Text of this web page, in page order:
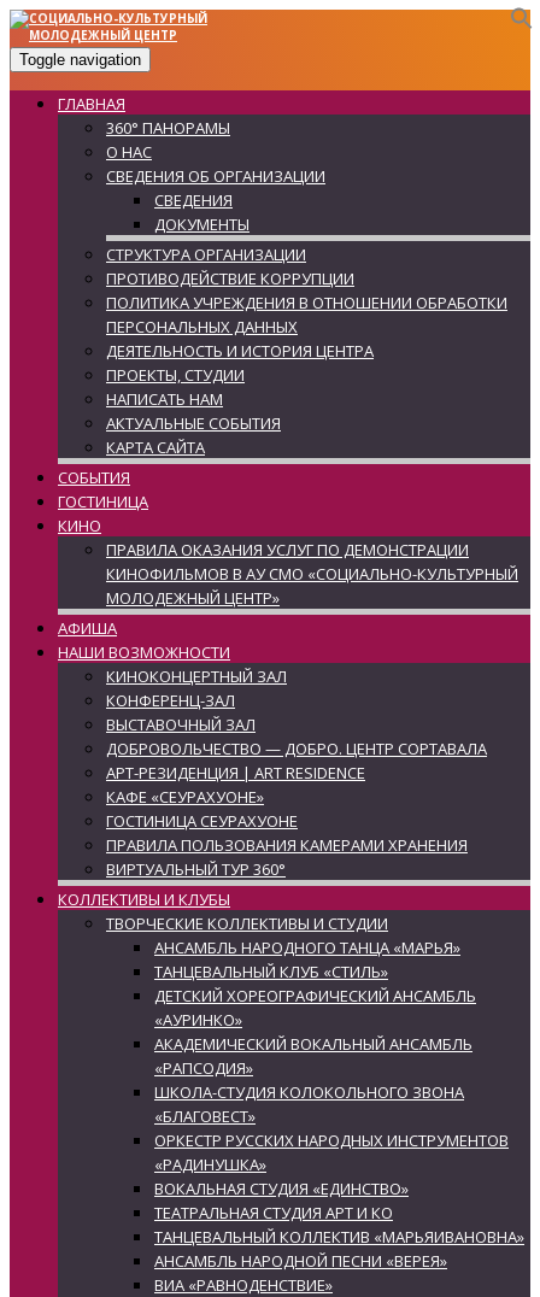
Toggle navigation
ГЛАВНАЯ
360° ПАНОРАМЫ
О НАС
СВЕДЕНИЯ ОБ ОРГАНИЗАЦИИ
СВЕДЕНИЯ
ДОКУМЕНТЫ
СТРУКТУРА ОРГАНИЗАЦИИ
ПРОТИВОДЕЙСТВИЕ КОРРУПЦИИ
ПОЛИТИКА УЧРЕЖДЕНИЯ В ОТНОШЕНИИ ОБРАБОТКИ
ПЕРСОНАЛЬНЫХ ДАННЫХ
ДЕЯТЕЛЬНОСТЬ И ИСТОРИЯ ЦЕНТРА
ПРОЕКТЫ, СТУДИИ
НАПИСАТЬ НАМ
АКТУАЛЬНЫЕ СОБЫТИЯ
КАРТА САЙТА
СОБЫТИЯ
ГОСТИНИЦА
КИНО
ПРАВИЛА ОКАЗАНИЯ УСЛУГ ПО ДЕМОНСТРАЦИИ
КИНОФИЛЬМОВ В АУ СМО «СОЦИАЛЬНО-КУЛЬТУРНЫЙ
МОЛОДЕЖНЫЙ ЦЕНТР»
АФИША
НАШИ ВОЗМОЖНОСТИ
КИНОКОНЦЕРТНЫЙ ЗАЛ
КОНФЕРЕНЦ-ЗАЛ
ВЫСТАВОЧНЫЙ ЗАЛ
ДОБРОВОЛЬЧЕСТВО — ДОБРО. ЦЕНТР СОРТАВАЛА
АРТ-РЕЗИДЕНЦИЯ | ART RESIDENCE
КАФЕ «СЕУРАХУОНЕ»
ГОСТИНИЦА СЕУРАХУОНЕ
ПРАВИЛА ПОЛЬЗОВАНИЯ КАМЕРАМИ ХРАНЕНИЯ
ВИРТУАЛЬНЫЙ ТУР 360°
КОЛЛЕКТИВЫ И КЛУБЫ
ТВОРЧЕСКИЕ КОЛЛЕКТИВЫ И СТУДИИ
АНСАМБЛЬ НАРОДНОГО ТАНЦА «МАРЬЯ»
ТАНЦЕВАЛЬНЫЙ КЛУБ «СТИЛЬ»
ДЕТСКИЙ ХОРЕОГРАФИЧЕСКИЙ АНСАМБЛЬ
«АУРИНКО»
АКАДЕМИЧЕСКИЙ ВОКАЛЬНЫЙ АНСАМБЛЬ
«РАПСОДИЯ»
ШКОЛА-СТУДИЯ КОЛОКОЛЬНОГО ЗВОНА
«БЛАГОВЕСТ»
ОРКЕСТР РУССКИХ НАРОДНЫХ ИНСТРУМЕНТОВ
«РАДИНУШКА»
ВОКАЛЬНАЯ СТУДИЯ «ЕДИНСТВО»
ТЕАТРАЛЬНАЯ СТУДИЯ АРТ И КО
ТАНЦЕВАЛЬНЫЙ КОЛЛЕКТИВ «МАРЬЯИВАНОВНА»
АНСАМБЛЬ НАРОДНОЙ ПЕСНИ «ВЕРЕЯ»
ВИА «РАВНОДЕНСТВИЕ»